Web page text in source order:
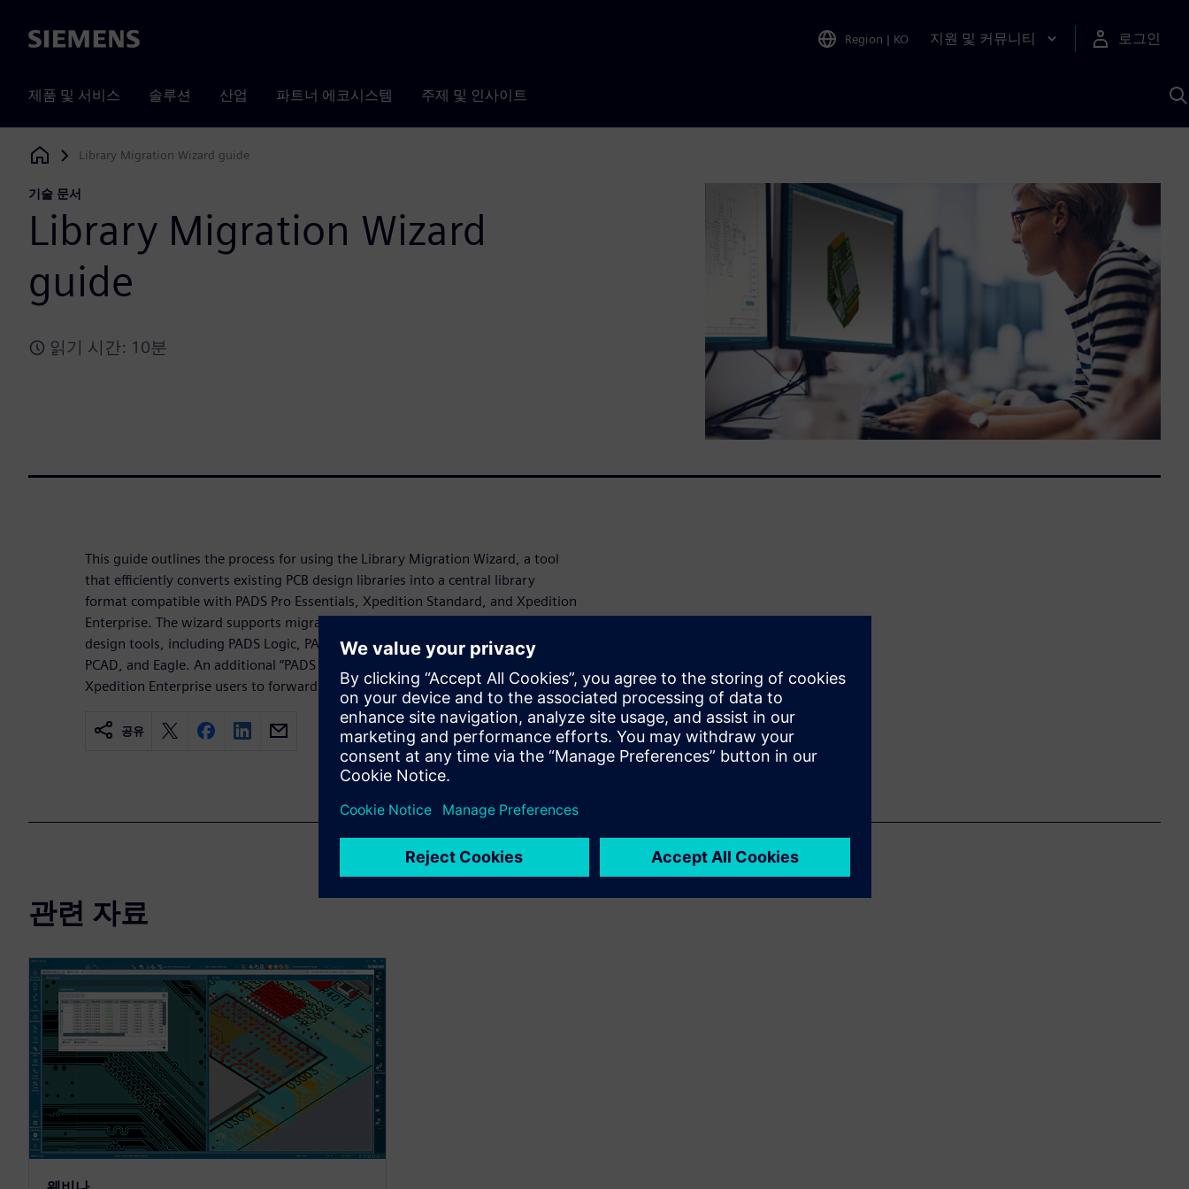
Siemens Region | KO 지원 및 커뮤니티 로그인
제품 및 서비스 솔루션 산업 파트너 에코시스템 주제 및 인사이트
Siemens Digital Industries Software
Library Migration Wizard guide
기술 문서
Library Migration Wizard
guide
읽기 시간: 10분
This guide outlines the process for using the Library Migration Wizard, a tool
that efficiently converts existing PCB design libraries into a central library
format compatible with PADS Pro Essentials, Xpedition Standard, and Xpedition
Enterprise. The wizard supports migration from a wide range of popular PCB
design tools, including PADS Logic, PADS Designer, Altium, CADSTAR, OrCAD,
PCAD, and Eagle. An additional “PADS Integrated” option is available for
Xpedition Enterprise users to forward migrate existing PADS central libraries.
공유
관련 자료